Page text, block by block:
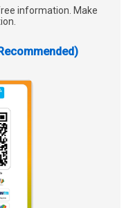
information. Make